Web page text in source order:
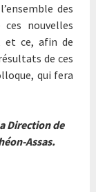
des
nouvelles
et ce, afin de
de ces
qui fera
Direction de
Assas.